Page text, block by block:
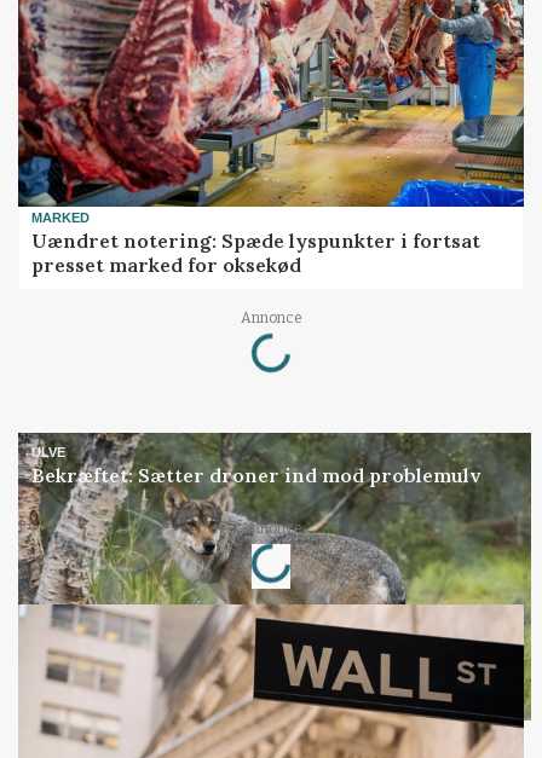
MARKED
Uændret notering: Spæde lyspunkter i fortsat
presset marked for oksekød
Annonce
Loading...
ULVE
Bekræftet: Sætter droner ind mod problemulv
Annonce
Loading...